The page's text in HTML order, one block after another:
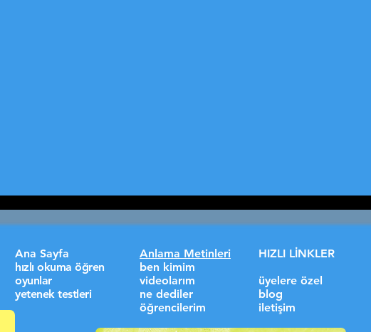
Ana Sayfa
hızlı okuma öğren
oyunlar
yetenek testleri
Anlama Metinleri
ben kimim
videolarım
ne dediler
öğrencilerim
HIZLI LİNKLER
üyelere özel
blog
iletişim